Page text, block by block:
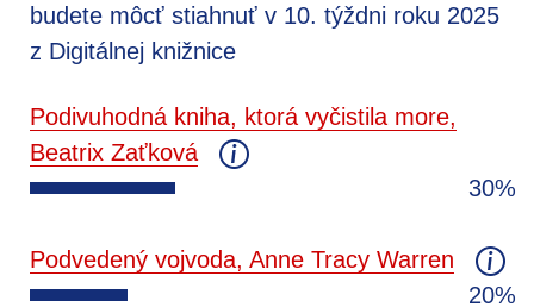
budete môcť stiahnuť v 10. týždni roku 2025
z Digitálnej knižnice
Podivuhodná kniha, ktorá vyčistila more,
Beatrix Zaťková
30%
Podvedený vojvoda, Anne Tracy Warren
20%